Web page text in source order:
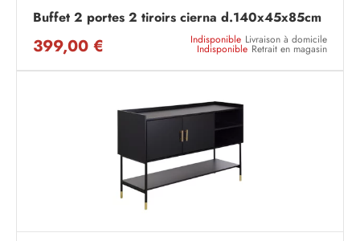
Buffet 2 portes 2 tiroirs cierna d.140x45x85cm
399,00 € Indisponible Livraison à domicile
Indisponible Retrait en magasin